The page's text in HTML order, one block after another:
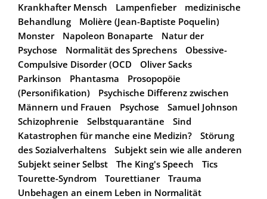
Krankhafter Mensch
Lampenfieber
medizinische
Behandlung
Molière (Jean-Baptiste Poquelin)
Monster
Napoleon Bonaparte
Natur der
Psychose
Normalität des Sprechens
Obessive-
Compulsive Disorder (OCD
Oliver Sacks
Parkinson
Phantasma
Prosopopöie
(Personifikation)
Psychische Differenz zwischen
Männern und Frauen
Psychose
Samuel Johnson
Schizophrenie
Selbstquarantäne
Sind
Katastrophen für manche eine Medizin?
Störung
des Sozialverhaltens
Subjekt sein wie alle anderen
Subjekt seiner Selbst
The King's Speech
Tics
Tourette-Syndrom
Tourettianer
Trauma
Unbehagen an einem Leben in Normalität